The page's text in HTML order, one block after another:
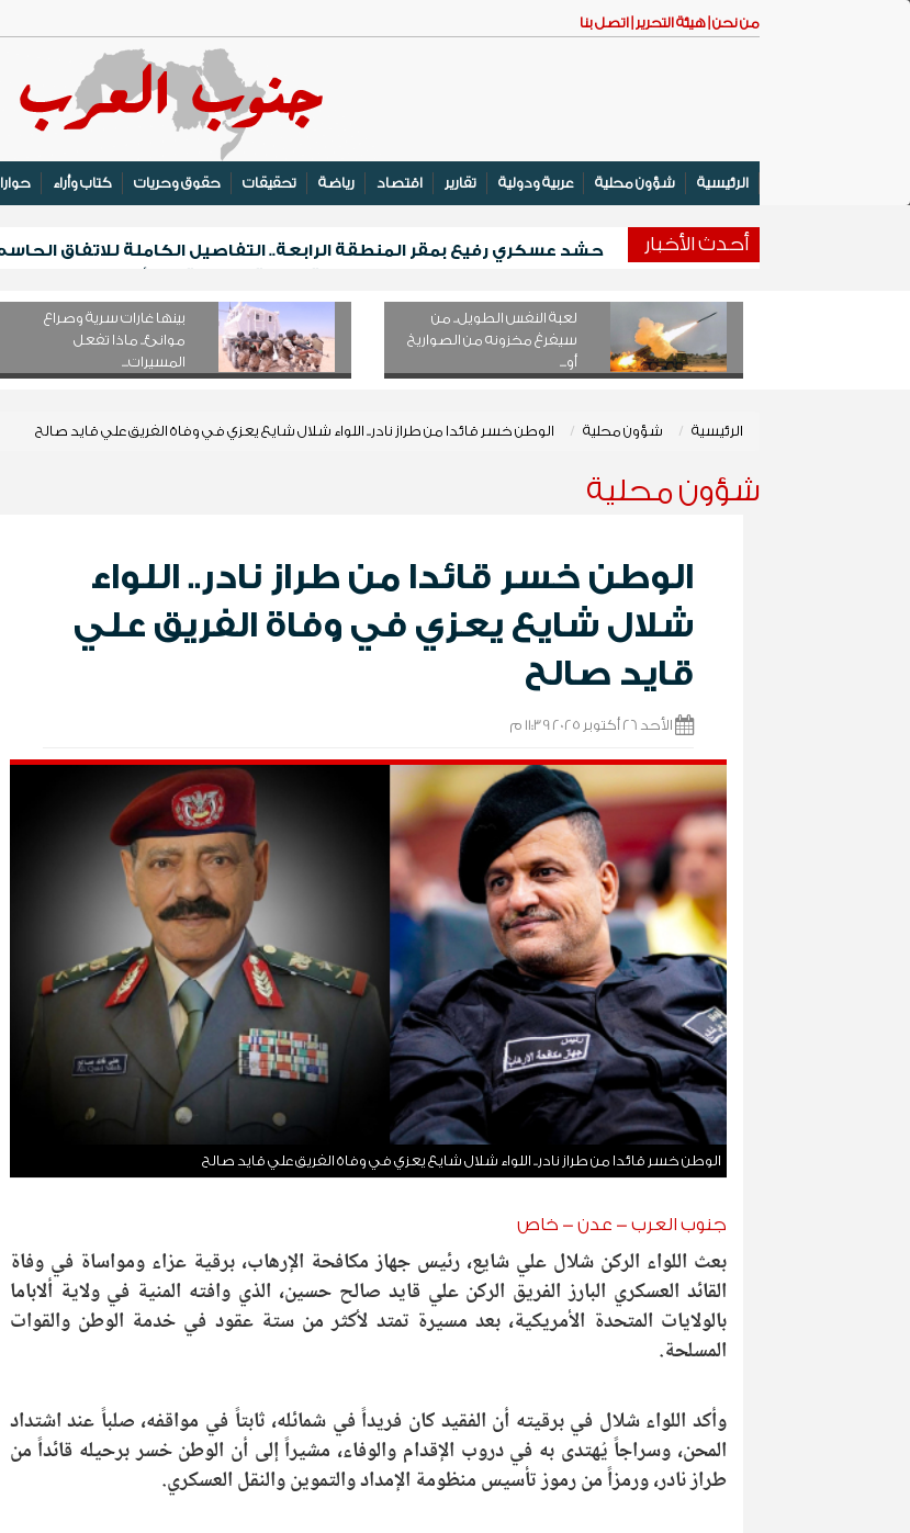
من نحن | هيئة التحرير | اتصل بنا
الرئيسية شؤون محلية عربية ودولية تقارير اقتصاد رياضة تحقيقات حقوق وحريات كتاب وأراء
أحدث اﻷخبار
حشد عسكري رفيع بمقر المنطقة الرابعة.. التفاصيل الكاملة للاتفاق
انطلاق المخيم الصيفي الأول لتعزيز الهوية والتعريف بالتراث السقطري في قلنسية
بدعم كويتي .... تدشين مشروع لتوزيع ألف مكيف على الأسر النازحة والأشد احتياجًا في مأرب
لعبة النفس الطويل.. من
سيفرغ مخزونه من الصواريخ
أو...
بينها غارات سرية وصراع
موانئ.. ماذا تفعل
المسيرات...
الرئيسية شؤون محلية الوطن خسر قائدا من طراز نادر.. اللواء شلال شايع يعزي في وفاة الفريق علي قايد صالح
شؤون محلية
الوطن خسر قائدا من طراز نادر.. اللواء
شلال شايع يعزي في وفاة الفريق علي
قايد صالح
الأحد 26 أكتوبر 2025 11:39 م
الوطن خسر قائدا من طراز نادر.. اللواء شلال شايع يعزي في وفاة الفريق علي قايد صالح
جنوب العرب - عدن - خاص
بعث اللواء الركن شلال علي شايع، رئيس جهاز مكافحة الإرهاب، برقية عزاء ومواساة في وفاة
القائد العسكري البارز الفريق الركن علي قايد صالح حسين، الذي وافته المنية في ولاية ألاباما
بالولايات المتحدة الأمريكية، بعد مسيرة تمتد لأكثر من ستة عقود في خدمة الوطن والقوات
المسلحة.
وأكد اللواء شلال في برقيته أن الفقيد كان فريداً في شمائله، ثابتاً في مواقفه، صلباً عند اشتداد
المحن، وسراجاً يُهتدى به في دروب الإقدام والوفاء، مشيراً إلى أن الوطن خسر برحيله قائداً من
طراز نادر، ورمزاً من رموز تأسيس منظومة الإمداد والتموين والنقل العسكري.